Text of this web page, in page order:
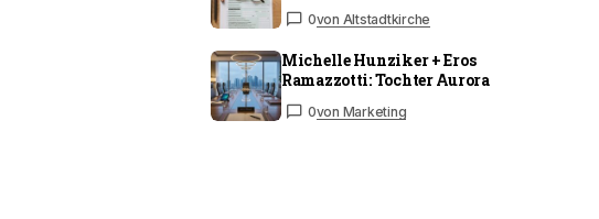
0von Altstadtkirche
Michelle Hunziker + Eros
Ramazzotti: Tochter Aurora
0von Marketing